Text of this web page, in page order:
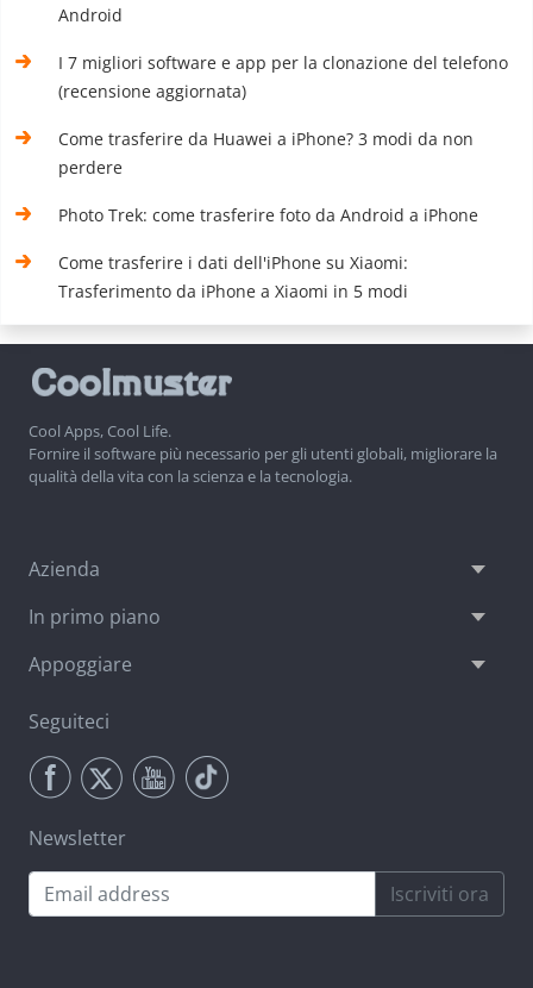
Android
I 7 migliori software e app per la clonazione del telefono
(recensione aggiornata)
Come trasferire da Huawei a iPhone? 3 modi da non
perdere
Photo Trek: come trasferire foto da Android a iPhone
Come trasferire i dati dell'iPhone su Xiaomi:
Trasferimento da iPhone a Xiaomi in 5 modi
Cool Apps, Cool Life.
Fornire il software più necessario per gli utenti globali, migliorare la
qualità della vita con la scienza e la tecnologia.
Azienda
In primo piano
Appoggiare
Seguiteci
Newsletter
Iscriviti ora